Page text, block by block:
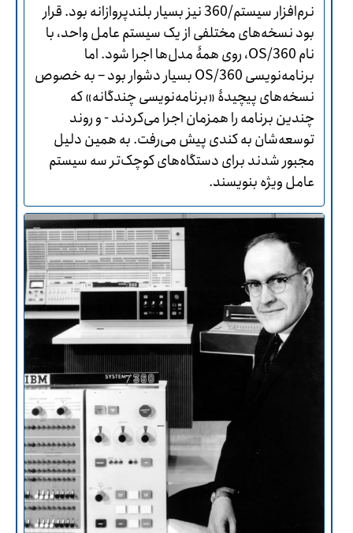
نرم‌افزار سیستم/360 نیز بسیار بلندپروازانه بود. قرار
بود نسخه‌های مختلفی از یک سیستم عامل واحد، با
نام OS/360، روی همۀ مدل‌ها اجرا شود. اما
برنامه‌نویسی OS/360 بسیار دشوار بود – به خصوص
نسخه‌های پیچیدۀ «برنامه‌نویسی چندگانه» که
چندین برنامه را همزمان اجرا می‌کردند - و روند
توسعه‌شان به کندی پیش می‌رفت. به همین دلیل
مجبور شدند برای دستگاه‌های کوچک‌تر سه سیستم
عامل ویژه بنویسند.